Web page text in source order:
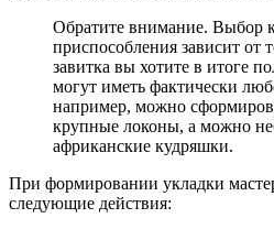
Обратите внимание. Выбор
приспособления зависит от
завитка вы хотите в итоге
могут иметь фактически
например, можно
крупные локоны, а можно
африканские кудряшки.
При формировании укладки
следующие действия: